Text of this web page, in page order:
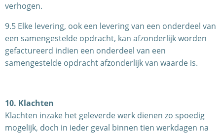
verhogen.
9.5 Elke levering, ook een levering van een onderdeel van
een samengestelde opdracht, kan afzonderlijk worden
gefactureerd indien een onderdeel van een
samengestelde opdracht afzonderlijk van waarde is.
10. Klachten
Klachten inzake het geleverde werk dienen zo spoedig
mogelijk, doch in ieder geval binnen tien werkdagen na